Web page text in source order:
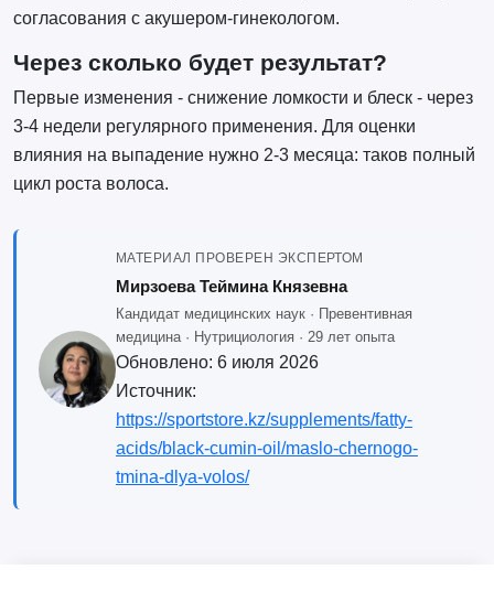
согласования с акушером-гинекологом.
Через сколько будет результат?
Первые изменения - снижение ломкости и блеск - через
3-4 недели регулярного применения. Для оценки
влияния на выпадение нужно 2-3 месяца: таков полный
цикл роста волоса.
МАТЕРИАЛ ПРОВЕРЕН ЭКСПЕРТОМ
Мирзоева Теймина Князевна
Кандидат медицинских наук · Превентивная
медицина · Нутрициология · 29 лет опыта
Обновлено: 6 июля 2026
Источник:
https://sportstore.kz/supplements/fatty-
acids/black-cumin-oil/maslo-chernogo-
tmina-dlya-volos/